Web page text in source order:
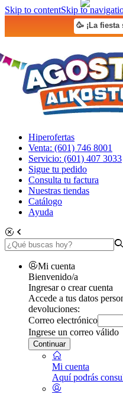
Skip to contentSkip to
🥳 ¡La
Hiperofertas
Venta: (601) 746 8001
Servicio: (601) 407 3033
Sigue tu pedido
Consulta tu factura
Nuestras tiendas
Catálogo
Ayuda
Mi cuenta
Bienvenido/a
Ingresar o crear cuenta
Accede a tus datos
devoluciones:
Correo electrónico
Ingrese un correo válido
Continuar
Mi cuenta
Aquí podrás